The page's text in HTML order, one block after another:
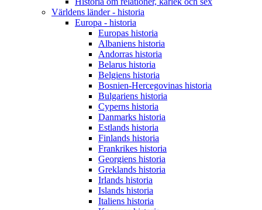
Världens länder - historia
Europa - historia
Europas historia
Albaniens historia
Andorras historia
Belarus historia
Belgiens historia
Bosnien-Hercegovinas historia
Bulgariens historia
Cyperns historia
Danmarks historia
Estlands historia
Finlands historia
Frankrikes historia
Georgiens historia
Greklands historia
Irlands historia
Islands historia
Italiens historia